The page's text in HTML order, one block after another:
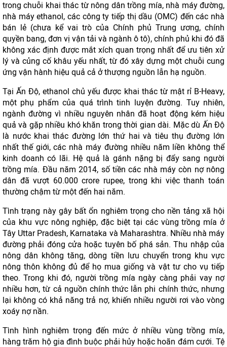
trong chuỗi khai thác từ nông dân trồng mía, nhà máy đường,
nhà máy ethanol, các công ty tiếp thị dầu (OMC) đến các nhà
bán lẻ (chưa kể vai trò của Chính phủ Trung ương, chính
quyền bang, đơn vị vận tải và ngành ô tô), chính phủ khi đó đã
không xác định được mắt xích quan trọng nhất để ưu tiên xử
lý và củng cố khâu yếu nhất, từ đó xây dựng một chuỗi cung
ứng vận hành hiệu quả cả ở thượng nguồn lẫn hạ nguồn.
Tại Ấn Độ, ethanol chủ yếu được khai thác từ mật rỉ B-Heavy,
một phụ phẩm của quá trình tinh luyện đường. Tuy nhiên,
ngành đường vì nhiều nguyên nhân đã hoạt động kém hiệu
quả và gặp nhiều khó khăn trong thời gian dài. Mặc dù Ấn Độ
là nước khai thác đường lớn thứ hai và tiêu thụ đường lớn
nhất thế giới, các nhà máy đường nhiều năm liền không thể
kinh doanh có lãi. Hệ quả là gánh nặng bị đẩy sang người
trồng mía. Đầu năm 2014, số tiền các nhà máy còn nợ nông
dân đã vượt 60.000 crore rupee, trong khi việc thanh toán
thường chậm từ một đến hai năm.
Tình trạng này gây bất ổn nghiêm trọng cho nền tảng xã hội
của khu vực nông nghiệp, đặc biệt tại các vùng trồng mía ở
Tây Uttar Pradesh, Karnataka và Maharashtra. Nhiều nhà máy
đường phải đóng cửa hoặc tuyên bố phá sản. Thu nhập của
nông dân không tăng, dòng tiền lưu chuyển trong khu vực
nông thôn không đủ để họ mua giống và vật tư cho vụ tiếp
theo. Trong khi đó, người trồng mía ngày càng phải vay nợ
nhiều hơn, từ cả nguồn chính thức lẫn phi chính thức, nhưng
lại không có khả năng trả nợ, khiến nhiều người rơi vào vòng
xoáy nợ nần.
Tình hình nghiêm trọng đến mức ở nhiều vùng trồng mía,
hàng trăm hộ gia đình buộc phải hủy hoặc hoãn đám cưới. Tệ